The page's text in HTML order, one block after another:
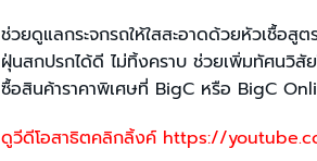
ช่วยดูแลกระจกรถให้ใสสะอาดด้วยหัวเชื้อสู
ฝุ่นสกปรกได้ดี ไม่ทิ้งคราบ ช่วยเพิ่มทัศนวิ
ซื้อสินค้าราคาพิเศษที่ BigC หรือ BigC
ดูวีดีโอสาธิตคลิกลิ้งค์ https://